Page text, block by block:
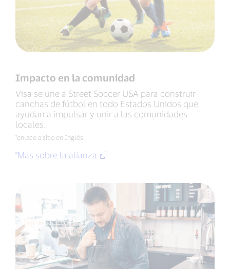
Impacto en la comunidad
Visa se une a Street Soccer USA para construir
canchas de fútbol en todo Estados Unidos que
ayudan a impulsar y unir a las comunidades
locales.
*enlace a sitio en Inglés
*Más sobre la alianza